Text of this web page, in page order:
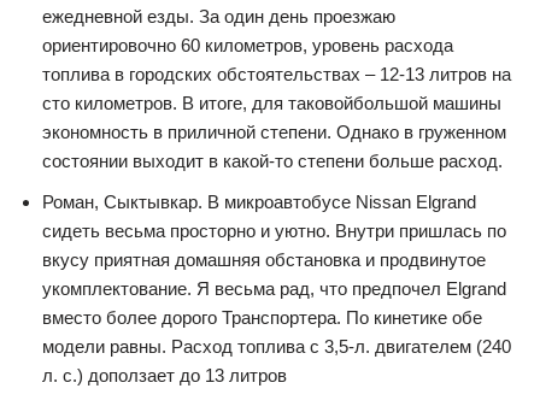
ежедневной езды. За один день проезжаю
ориентировочно 60 километров, уровень расхода
топлива в городских обстоятельствах – 12-13 литров на
сто километров. В итоге, для таковойбольшой машины
экономность в приличной степени. Однако в груженном
состоянии выходит в какой-то степени больше расход.
Роман, Сыктывкар. В микроавтобусе Nissan Elgrand
сидеть весьма просторно и уютно. Внутри пришлась по
вкусу приятная домашняя обстановка и продвинутое
укомплектование. Я весьма рад, что предпочел Elgrand
вместо более дорого Транспортера. По кинетике обе
модели равны. Расход топлива с 3,5-л. двигателем (240
л. с.) доползает до 13 литров